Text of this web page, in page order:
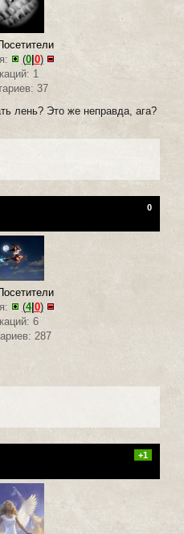
(0| 0)
1
37
лень? Это же неправда, ага?
0
(4| 0)
6
287
+1